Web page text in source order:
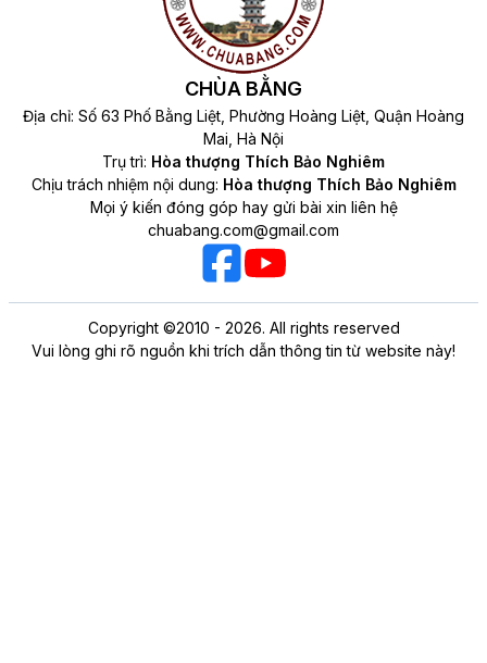
CHÙA BẰNG
Địa chỉ: Số 63 Phố Bằng Liệt, Phường Hoàng Liệt, Quận Hoàng
Mai, Hà Nội
Trụ trì: Hòa thượng Thích Bảo Nghiêm
Chịu trách nhiệm nội dung: Hòa thượng Thích Bảo Nghiêm
Mọi ý kiến đóng góp hay gửi bài xin liên hệ
chuabang.com@gmail.com
Copyright ©2010 - 2026. All rights reserved
Vui lòng ghi rõ nguồn khi trích dẫn thông tin từ website này!